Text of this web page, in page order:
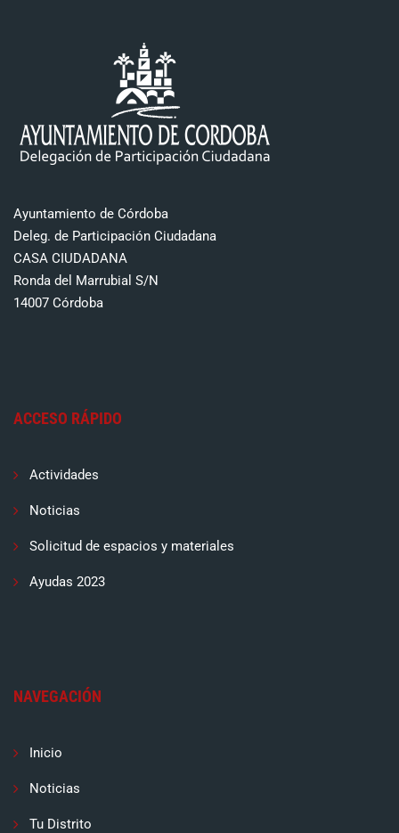
Ayuntamiento de Córdoba
Deleg. de Participación Ciudadana
CASA CIUDADANA
Ronda del Marrubial S/N
14007 Córdoba
ACCESO RÁPIDO
Actividades
Noticias
Solicitud de espacios y materiales
Ayudas 2023
NAVEGACIÓN
Inicio
Noticias
Tu Distrito